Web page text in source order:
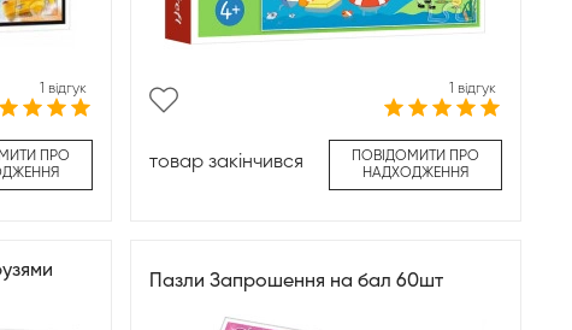
1 відгук
ПРО
1 відгук
товар закінчився
ПОВІДОМИТИ ПРО
НАДХОДЖЕННЯ
Пазли Запрошення на бал 60шт